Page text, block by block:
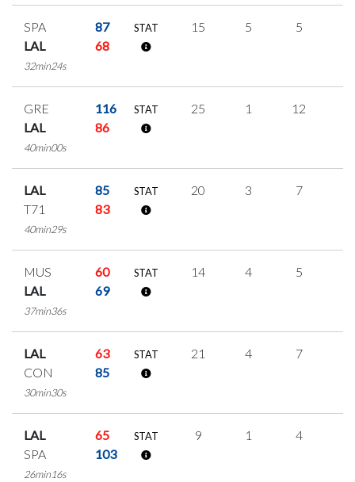
SPA
87
LAL
68
32min24s
STAT 15 5 5
GRE
116
LAL
86
40min00s
STAT 25 1 12
LAL
85
T71
83
40min29s
STAT 20 3 7
MUS
60
LAL
69
37min36s
STAT 14 4 5
LAL
63
CON
85
30min30s
STAT 21 4 7
LAL
65
SPA
103
26min16s
STAT 9 1 4